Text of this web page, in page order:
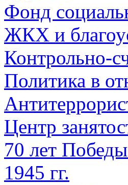
Фонд
ЖКХ и
Контрольно-
Политика в
Центр
70 лет
1945 гг.